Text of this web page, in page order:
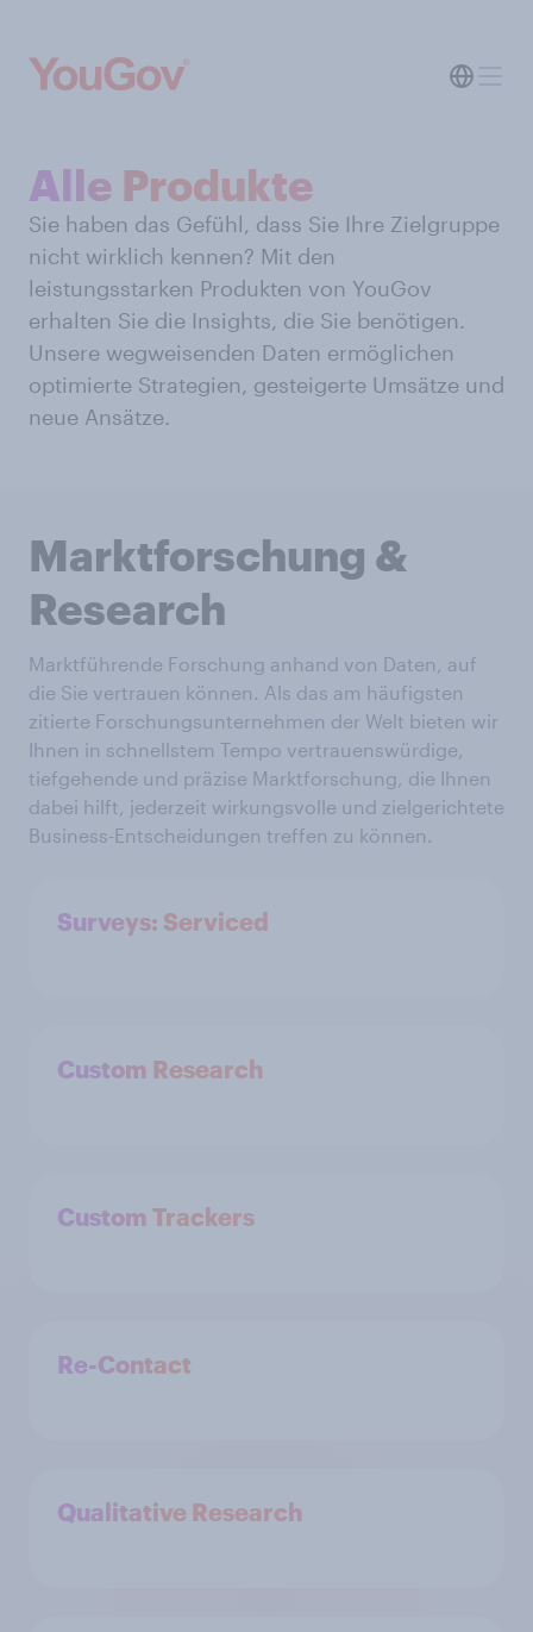
Alle Produkte
Sie haben das Gefühl, dass Sie Ihre Zielgruppe
nicht wirklich kennen? Mit den
leistungsstarken Produkten von YouGov
erhalten Sie die Insights, die Sie benötigen.
Unsere wegweisenden Daten ermöglichen
optimierte Strategien, gesteigerte Umsätze und
neue Ansätze.
Marktforschung &
Research
Marktführende Forschung anhand von Daten, auf
die Sie vertrauen können. Als das am häufigsten
zitierte Forschungsunternehmen der Welt bieten wir
Ihnen in schnellstem Tempo vertrauenswürdige,
tiefgehende und präzise Marktforschung, die Ihnen
dabei hilft, jederzeit wirkungsvolle und zielgerichtete
Business-Entscheidungen treffen zu können.
Surveys: Serviced
Custom Research
Custom Trackers
Re-Contact
Qualitative Research